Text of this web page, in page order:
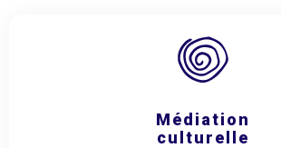
Médiation
culturelle